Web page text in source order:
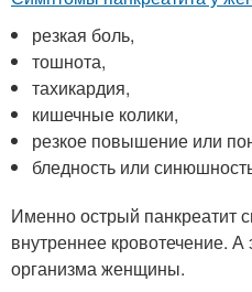
резкая боль,
тошнота,
тахикардия,
кишечные колики,
резкое повышение или
бледность или
Именно острый панкреатит
внутреннее кровотечение.
организма женщины.